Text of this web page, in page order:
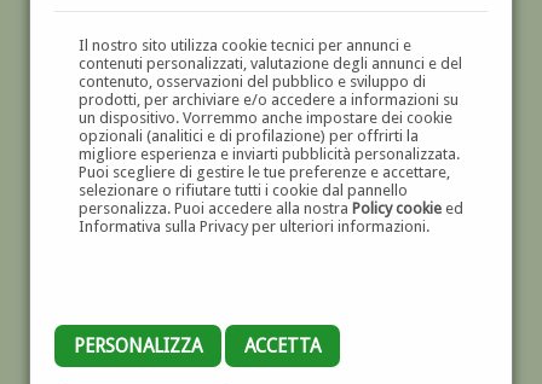
Il nostro sito utilizza cookie tecnici per annunci e
contenuti personalizzati, valutazione degli annunci e del
contenuto, osservazioni del pubblico e sviluppo di
prodotti, per archiviare e/o accedere a informazioni su
un dispositivo. Vorremmo anche impostare dei cookie
opzionali (analitici e di profilazione) per offrirti la
migliore esperienza e inviarti pubblicità personalizzata.
Puoi scegliere di gestire le tue preferenze e accettare,
selezionare o rifiutare tutti i cookie dal pannello
personalizza. Puoi accedere alla nostra Policy cookieed
Informativa sulla Privacy per ulteriori informazioni.
PERSONALIZZA ACCETTA
GALLERIAD'ARTE
DIPINTI E SCULTURE '800 E '900